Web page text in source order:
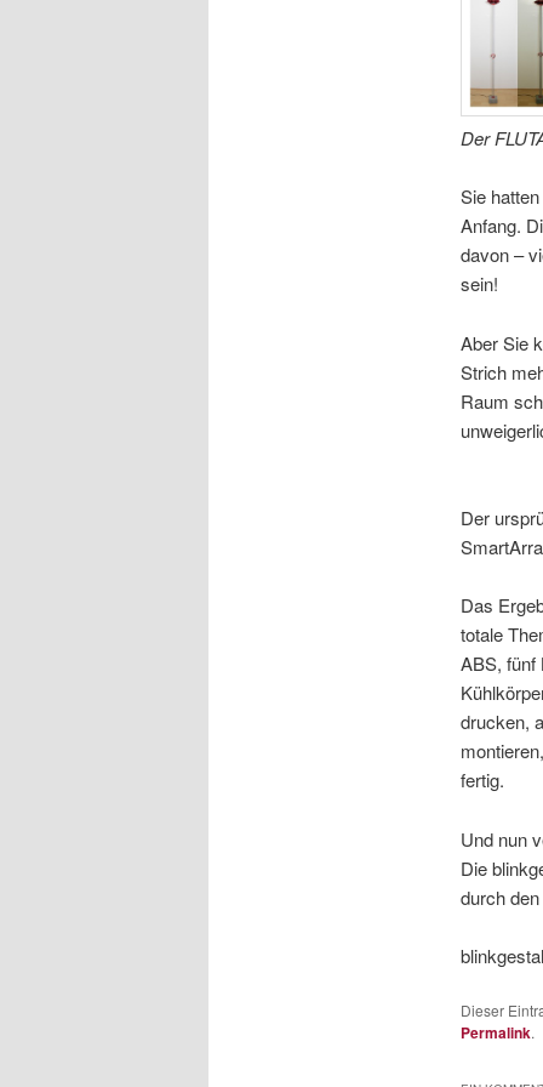
Der
Sie
Anfang.
davon –
sein!
Aber Sie
Strich
Raum
Der
Das
totale
ABS, fünf
drucken,
fertig.
Und nun
Die
durch
Dieser
Permalink.